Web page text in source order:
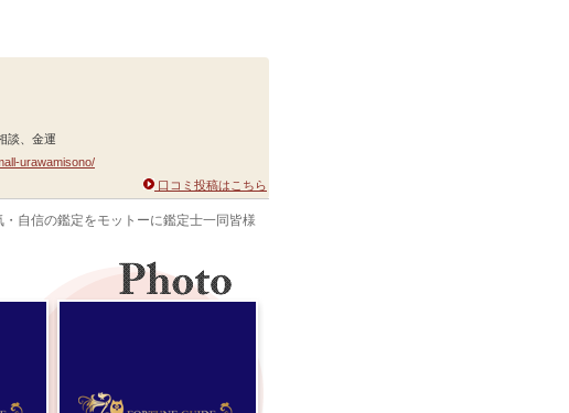
談、金運
urawamisono/
口コミ投稿はこちら
自信の鑑定をモットーに鑑定士一同皆様